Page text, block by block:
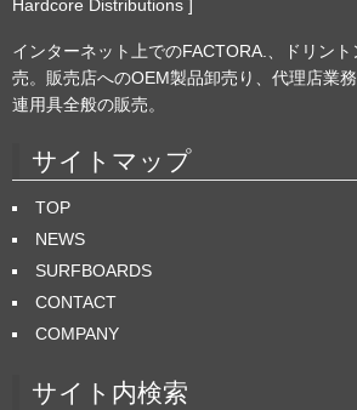
Hardcore Distributions ]
インターネット上でのFACTORA.、ドリン
売。販売店へのOEM製品卸売り、代理店業
連用具全般の販売。
サイトマップ
TOP
NEWS
SURFBOARDS
CONTACT
COMPANY
サイト内検索